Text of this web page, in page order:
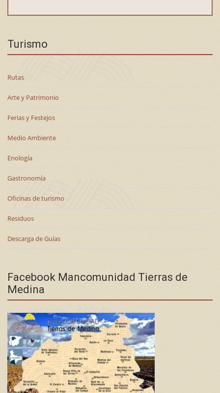
Turismo
Rutas
Arte y Patrimonio
Ferias y Festejos
Medio Ambiente
Enología
Gastronomía
Oficinas de turismo
Residuos
Descarga de Guías
Facebook Mancomunidad Tierras de
Medina